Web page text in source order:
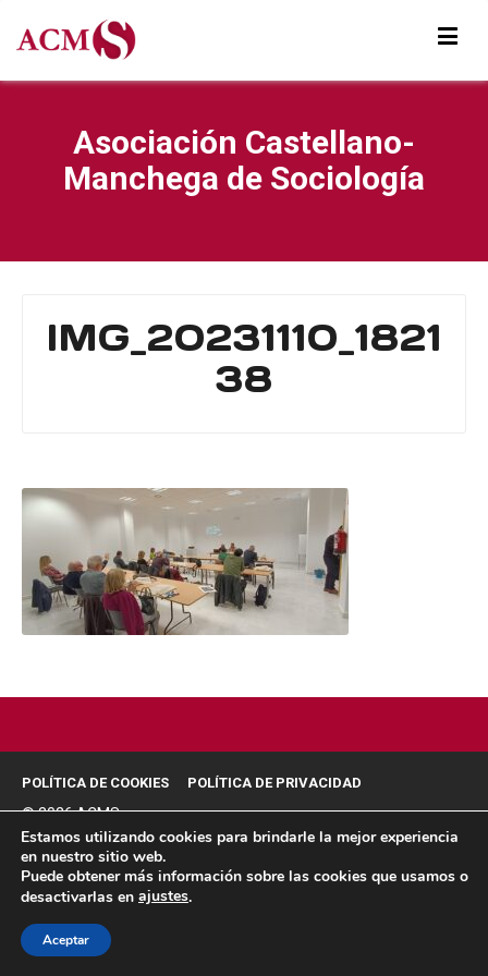
Asociación Castellano-
Manchega de Sociología
IMG_20231110_1821
38
POLÍTICA DE COOKIES POLÍTICA DE PRIVACIDAD
© 2026 ACMS.
Estamos utilizando cookies para brindarle la mejor experiencia
en nuestro sitio web.
Puede obtener más información sobre las cookies que usamos o
desactivarlas en ajustes.
Aceptar